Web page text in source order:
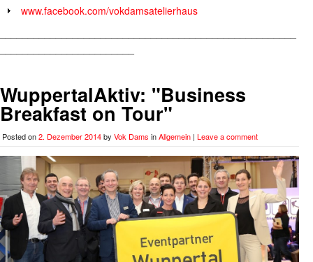
www.facebook.com/vokdamsatelierhaus
WuppertalAktiv: "Business
Breakfast on Tour"
Posted on2. Dezember 2014by Vok Dams inAllgemein | Leave a comment